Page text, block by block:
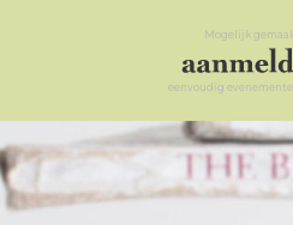
Mogelijk
eenvoudig